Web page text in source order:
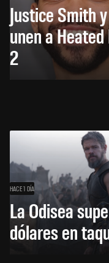
Justice Smith
unen a
2
HACE 1 DÍA
La Odisea
dólares en